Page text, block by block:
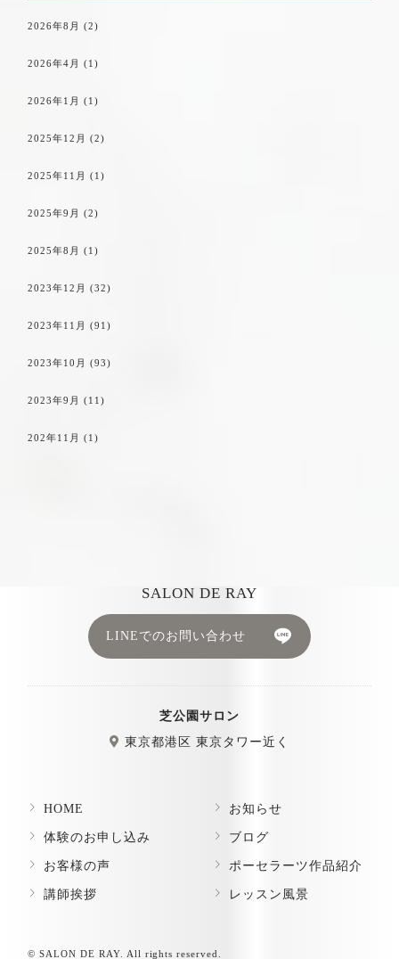
2026年8月 (2)
2026年4月 (1)
2026年1月 (1)
2025年12月 (2)
2025年11月 (1)
2025年9月 (2)
2025年8月 (1)
2023年12月 (32)
2023年11月 (91)
2023年10月 (93)
2023年9月 (11)
202年11月 (1)
SALON DE RAY
LINEでのお問い合わせ
芝公園サロン
東京都港区 東京タワー近く
HOME
体験のお申し込み
お客様の声
講師挨拶
お知らせ
ブログ
ポーセラーツ作品紹介
レッスン風景
© SALON DE RAY. All rights reserved.